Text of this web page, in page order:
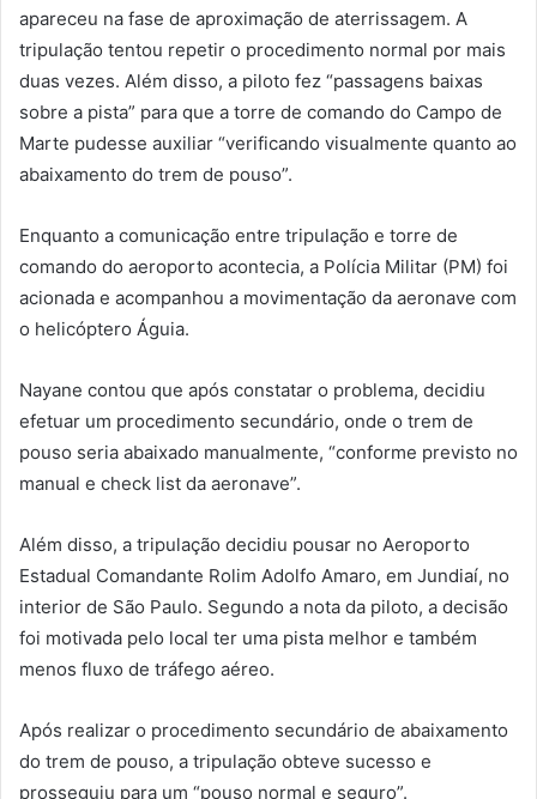
apareceu na fase de aproximação de aterrissagem. A
tripulação tentou repetir o procedimento normal por mais
duas vezes. Além disso, a piloto fez “passagens baixas
sobre a pista” para que a torre de comando do Campo de
Marte pudesse auxiliar “verificando visualmente quanto ao
abaixamento do trem de pouso”.
Enquanto a comunicação entre tripulação e torre de
comando do aeroporto acontecia, a Polícia Militar (PM) foi
acionada e acompanhou a movimentação da aeronave com
o helicóptero Águia.
Nayane contou que após constatar o problema, decidiu
efetuar um procedimento secundário, onde o trem de
pouso seria abaixado manualmente, “conforme previsto no
manual e check list da aeronave”.
Além disso, a tripulação decidiu pousar no Aeroporto
Estadual Comandante Rolim Adolfo Amaro, em Jundiaí, no
interior de São Paulo. Segundo a nota da piloto, a decisão
foi motivada pelo local ter uma pista melhor e também
menos fluxo de tráfego aéreo.
Após realizar o procedimento secundário de abaixamento
do trem de pouso, a tripulação obteve sucesso e
prosseguiu para um “pouso normal e seguro”.